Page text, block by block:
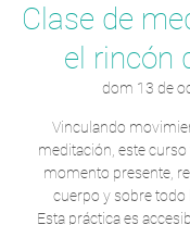
Clase de
el rincón
dom 13 de
Vinculando
meditación, este curso
momento presente,
cuerpo y sobre todo
Esta práctica es